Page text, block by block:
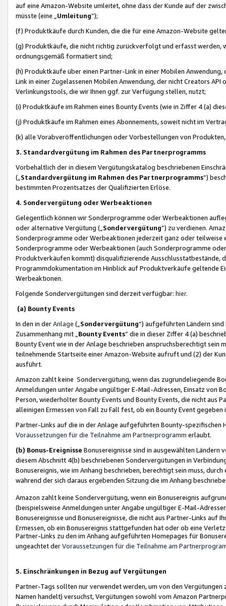
auf eine Amazon-Website umleitet, ohne dass der Kunde auf der
müsste (eine „ Umleitung“);
(f) Produktkäufe durch Kunden, die die für eine Amazon-Website
(g) Produktkäufe, die nicht richtig zurückverfolgt und erfasst werden,
ordnungsgemäß formatiert sind;
(h) Produktkäufe über einen Partner-Link in einer Mobilen
Link in einer Zugelassenen Mobilen Anwendung, der nicht Creators
Verlinkungstools, die wir Ihnen ggf. zur Verfügung stellen, nutzt;
(i) Produktkäufe im Rahmen eines Bounty Events (wie in Ziffer 4 (a)
(j) Produktkäufe im Rahmen eines Abonnements, soweit nicht im
(k) alle Vorabveröffentlichungen oder Vorbestellungen von
3. Standardvergütung im Rahmen des Partnerprogramms
Vorbehaltlich der in diesem Vergütungskatalog beschriebenen
(„ Standardvergütung im Rahmen des Partnerprogramms“)
bestimmten Prozentsatzes der Qualifizierten Erlöse.
4. Sondervergütung oder Werbeaktionen
Gelegentlich können wir Sonderprogramme oder Werbeaktionen
oder alternative Vergütung („ Sondervergütung”) zu verdienen.
Sonderprogramme oder Werbeaktionen jederzeit ganz oder
Sonderprogramme oder Werbeaktionen (auch Sonderprogramme
Produktverkäufen kommt) disqualifizierende Ausschlusstatbestände,
Programmdokumentation im Hinblick auf Produktverkäufe geltende
Werbeaktionen.
Folgende Sondervergütungen sind derzeit verfügbar: hier.
(a) Bounty Events
In den in derAnlage („ Sondervergütung“) aufgeführten Ländern
Zusammenhang mit „ Bounty Events“ die in dieser Ziffer 4 (a)
Bounty Event wie in der Anlage beschrieben anspruchsberechtigt sein
teilnehmende Startseite einer Amazon-Website aufruft und (2) der
ausführt.
Amazon zahlt keine Sondervergütung, wenn das zugrundeliegende
Anmeldungen unter Angabe ungültiger E-Mail-Adressen, Einsatz von
Person, wiederholter Bounty Events und Bounty Events, die nicht
alleinigen Ermessen von Fall zu Fall fest, ob ein Bounty Event
Partner-Links auf die in der Anlage aufgeführten Bounty-spezifischen
Voraussetzungen für die Teilnahme am Partnerprogramm erlaubt.
(b) Bonus-Ereignisse Bonusereignisse sind in ausgewählten Ländern
diesem Abschnitt 4(b) beschriebenen Sondervergütungen in
Bonusereignis, wie im Anhang beschrieben, berechtigt sein muss,
während der sich daraus ergebenden Sitzung die im Anhang
Amazon zahlt keine Sondervergütung, wenn ein Bonusereignis
(beispielsweise Anmeldungen unter Angabe ungültiger E-Mail-
Bonusereignisse und Bonusereignisse, die nicht aus Partner-Links auf
Ermessen, ob ein Bonusereignis stattgefunden hat oder ob eine
Partner-Links zu den im Anhang aufgeführten Homepages für
ungeachtet derVoraussetzungen für die Teilnahme am
5. Einschränkungen in Bezug auf Vergütungen
Partner-Tags sollten nur verwendet werden, um von den
Namen handelt) versuchst, Vergütungen sowohl vom Amazon